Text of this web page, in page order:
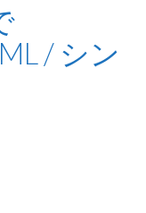
/ シン